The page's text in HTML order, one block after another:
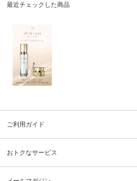
最近チェックした商品
ご利用ガイド
おトクなサービス